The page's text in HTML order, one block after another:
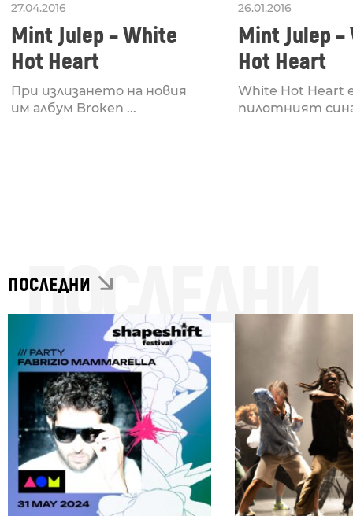
27.04.2016
Mint Julep – White
Hot Heart
При излизането на новия
им албум Broken ...
26.01.2016
Mint Julep
Hot Heart
White Hot Heart
пилотният
ПОСЛЕДНИ
ПОСЛЕДНИ